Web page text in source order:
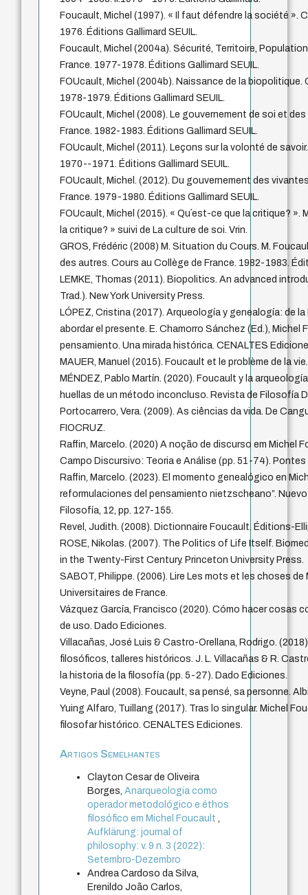
Foucault, Michel (1997). « Il faut défendre la société ».
1976. Éditions Gallimard SEUIL.
Foucault, Michel (2004a). Sécurité, Territoire,
France. 1977-1978. Éditions Gallimard SEUIL.
FOUcault, Michel (2004b). Naissance de la biopolitique.
1978-1979. Éditions Gallimard SEUIL.
FOUcault, Michel (2008). Le gouvernement de soi et
France. 1982-1983. Éditions Gallimard SEUIL.
FOUcault, Michel (2011). Leçons sur la volonté de
1970--1971. Éditions Gallimard SEUIL.
FOUcault, Michel. (2012). Du gouvernement des
France. 1979-1980. Éditions Gallimard SEUIL.
FOUcault, Michel (2015). « Qu´est-ce que la critique? ».
la critique? » suivi de La culture de soi. Vrin.
GROS, Frédéric (2008) M. Situation du Cours. M.
des autres. Cours au Collège de France. 1982-1983.
LEMKE, Thomas (2011). Biopolitics. An advanced
Trad.). New York University Press.
LÓPEZ, Cristina (2017). Arqueología y genealogía: de
abordar el presente. E. Chamorro Sánchez (Ed.),
pensamiento. Una mirada histórica. CENALTES
MAUER, Manuel (2015). Foucault et le problème de la
MÉNDEZ, Pablo Martín. (2020). Foucault y la
huellas de un método inconcluso. Revista de Filosofía
Portocarrero, Vera. (2009). As ciências da vida. De
FIOCRUZ.
Raffin, Marcelo. (2020) A noção de discurso em Michel
Campo Discursivo: Teoria e Análise (pp. 51-74).
Raffin, Marcelo. (2023). El momento genealógico en
reformulaciones del pensamiento nietzscheano”.
Filosofía, 12, pp. 127-155.
Revel, Judith. (2008). Dictionnaire Foucault. Éditions-
ROSE, Nikolas. (2007). The Politics of Life Itself.
in the Twenty-First Century. Princeton University Press.
SABOT, Philippe. (2006). Lire Les mots et les choses
Universitaires de France.
Vázquez García, Francisco (2020). Cómo hacer cosas
de uso. Dado Ediciones.
Villacañas, José Luis & Castro-Orellana, Rodrigo.
filosóficos, talleres históricos. J. L. Villacañas & R.
la historia de la filosofía (pp. 5-27). Dado Ediciones.
Veyne, Paul (2008). Foucault, sa pensé, sa personne.
Yuing Alfaro, Tuillang (2017). Tras lo singular. Michel
filosofar histórico. CENALTES Ediciones.
Artigos Semelhantes
Clayton Cesar de Oliveira
Borges,Anarqueologia como
operador metodológico e éthos
filosófico em Michel Foucault,
Aufklärung: journal of
philosophy: v. 9 n. 3 (2022):
Setembro-Dezembro
Andrea Cardoso da Silva,
Erenildo João Carlos,